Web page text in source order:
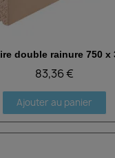
Aperçu rapide
double rainure 750 x
83,36 €
Ajouter au panier